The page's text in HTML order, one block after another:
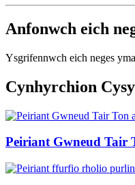
Anfonwch eich
Ysgrifennwch eich neges
Cynhyrchion
Peiriant Gwneud Tair